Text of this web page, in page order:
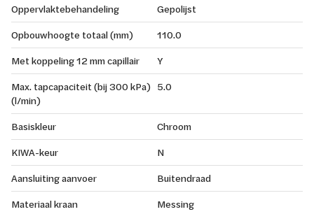
Oppervlaktebehandeling
Gepolijst
Opbouwhoogte totaal (mm)
110.0
Met koppeling 12 mm capillair
Y
Max. tapcapaciteit (bij 300 kPa)
(l/min)
5.0
Basiskleur
Chroom
KIWA-keur
N
Aansluiting aanvoer
Buitendraad
Materiaal kraan
Messing